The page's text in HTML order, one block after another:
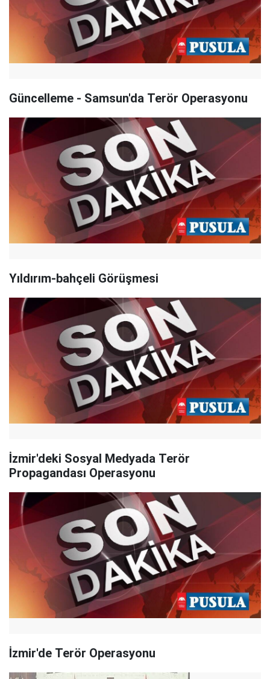
Güncelleme - Samsun'da Terör Operasyonu
Yıldırım-bahçeli Görüşmesi
İzmir'deki Sosyal Medyada Terör
Propagandası Operasyonu
İzmir'de Terör Operasyonu